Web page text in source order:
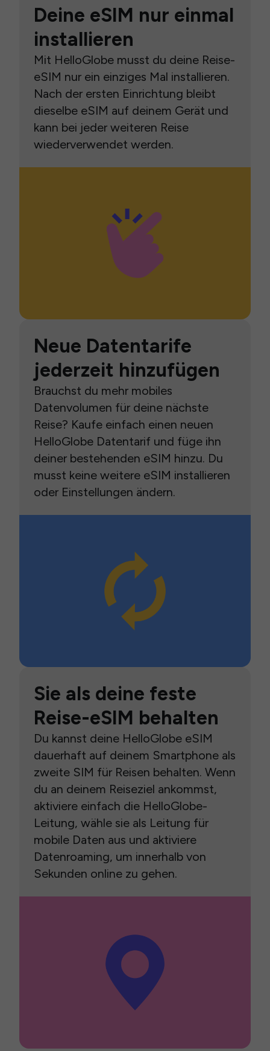
Deine eSIM nur einmal
installieren
Mit HelloGlobe musst du deine Reise-
eSIM nur ein einziges Mal installieren.
Nach der ersten Einrichtung bleibt
dieselbe eSIM auf deinem Gerät und
kann bei jeder weiteren Reise
wiederverwendet werden.
Neue Datentarife
jederzeit hinzufügen
Brauchst du mehr mobiles
Datenvolumen für deine nächste
Reise? Kaufe einfach einen neuen
HelloGlobe Datentarif und füge ihn
deiner bestehenden eSIM hinzu. Du
musst keine weitere eSIM installieren
oder Einstellungen ändern.
Sie als deine feste
Reise-eSIM behalten
Du kannst deine HelloGlobe eSIM
dauerhaft auf deinem Smartphone als
zweite SIM für Reisen behalten. Wenn
du an deinem Reiseziel ankommst,
aktiviere einfach die HelloGlobe-
Leitung, wähle sie als Leitung für
mobile Daten aus und aktiviere
Datenroaming, um innerhalb von
Sekunden online zu gehen.